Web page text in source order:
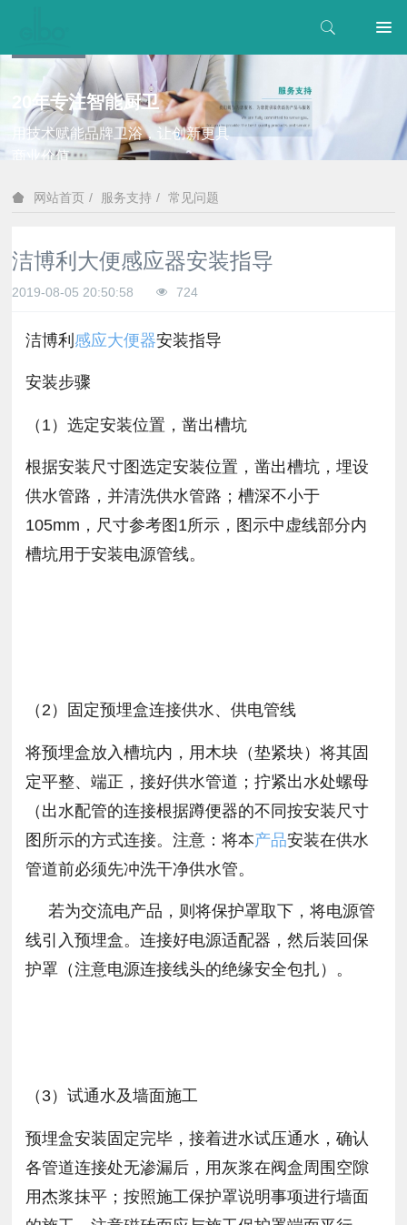
20年专注智能厨卫
用技术赋能品牌卫浴，让创新更具
商业价值
网站首页 服务支持 常见问题
洁博利大便感应器安装指导
2019-08-05 20:50:58 724
洁博利 感应大便器安装指导
安装步骤
（1）选定安装位置，凿出槽坑
根据安装尺寸图选定安装位置，凿出槽坑，埋设
供水管路，并清洗供水管路；槽深不小于
105mm，尺寸参考图1所示，图示中虚线部分内
槽坑用于安装电源管线。
（2）固定预埋盒连接供水、供电管线
将预埋盒放入槽坑内，用木块（垫紧块）将其固
定平整、端正，接好供水管道；拧紧出水处螺母
（出水配管的连接根据蹲便器的不同按安装尺寸
图所示的方式连接。注意：将本产品安装在供水
管道前必须先冲洗干净供水管。
若为交流电产品，则将保护罩取下，将电源管
线引入预埋盒。连接好电源适配器，然后装回保
护罩（注意电源连接线头的绝缘安全包扎）。
（3）试通水及墙面施工
预埋盒安装固定完毕，接着进水试压通水，确认
各管道连接处无渗漏后，用灰浆在阀盒周围空隙
用杰浆抹平；按照施工保护罩说明事项进行墙面